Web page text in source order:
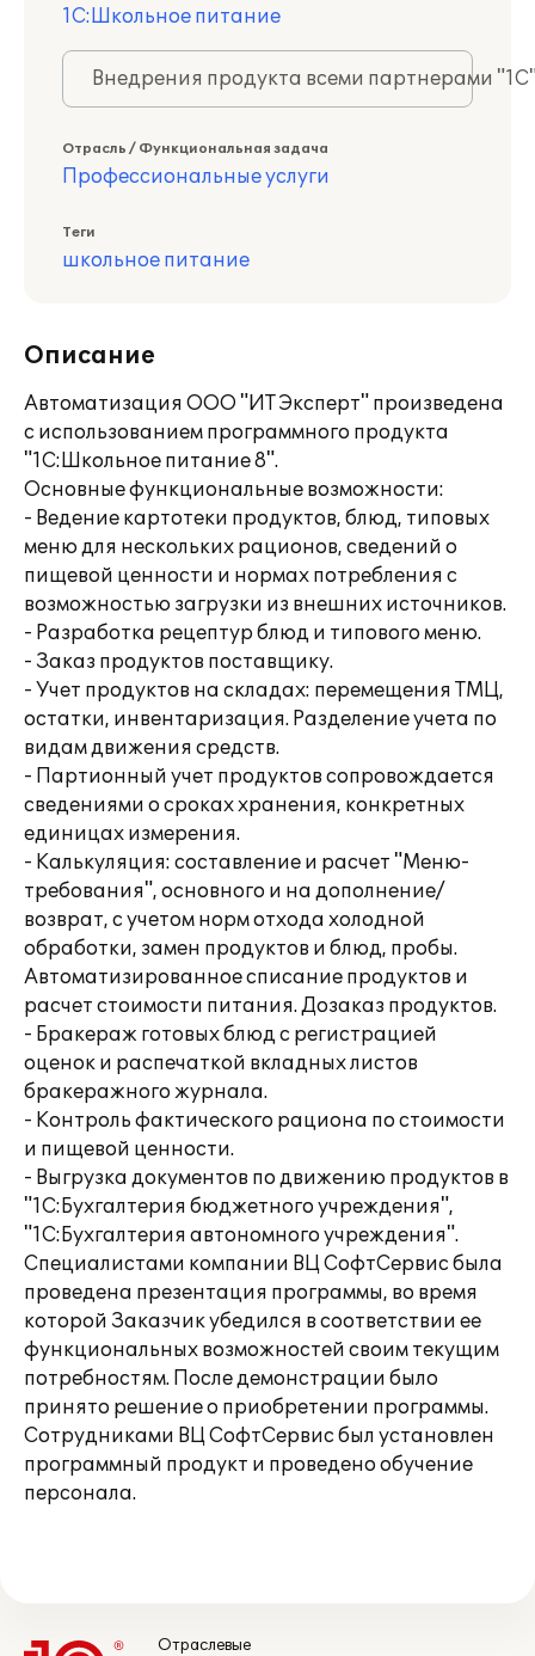
1С:Школьное питание
Внедрения продукта всеми партнерами
Отрасль / Функциональная задача
Профессиональные услуги
Теги
школьное питание
Описание
Автоматизация ООО "ИТ Эксперт" произведена
с использованием программного продукта
"1С:Школьное питание 8".
Основные функциональные возможности:
- Ведение картотеки продуктов, блюд, типовых
меню для нескольких рационов, сведений о
пищевой ценности и нормах потребления с
возможностью загрузки из внешних источников.
- Разработка рецептур блюд и типового меню.
- Заказ продуктов поставщику.
- Учет продуктов на складах: перемещения ТМЦ,
остатки, инвентаризация. Разделение учета по
видам движения средств.
- Партионный учет продуктов сопровождается
сведениями о сроках хранения, конкретных
единицах измерения.
- Калькуляция: составление и расчет "Меню-
требования", основного и на дополнение/
возврат, с учетом норм отхода холодной
обработки, замен продуктов и блюд, пробы.
Автоматизированное списание продуктов и
расчет стоимости питания. Дозаказ продуктов.
- Бракераж готовых блюд с регистрацией
оценок и распечаткой вкладных листов
бракеражного журнала.
- Контроль фактического рациона по стоимости
и пищевой ценности.
- Выгрузка документов по движению продуктов в
"1С:Бухгалтерия бюджетного учреждения",
"1С:Бухгалтерия автономного учреждения".
Специалистами компании ВЦ СофтСервис была
проведена презентация программы, во время
которой Заказчик убедился в соответствии ее
функциональных возможностей своим текущим
потребностям. После демонстрации было
принято решение о приобретении программы.
Сотрудниками ВЦ СофтСервис был установлен
программный продукт и проведено обучение
персонала.
Отраслевые